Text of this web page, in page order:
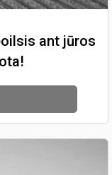
ant jūros